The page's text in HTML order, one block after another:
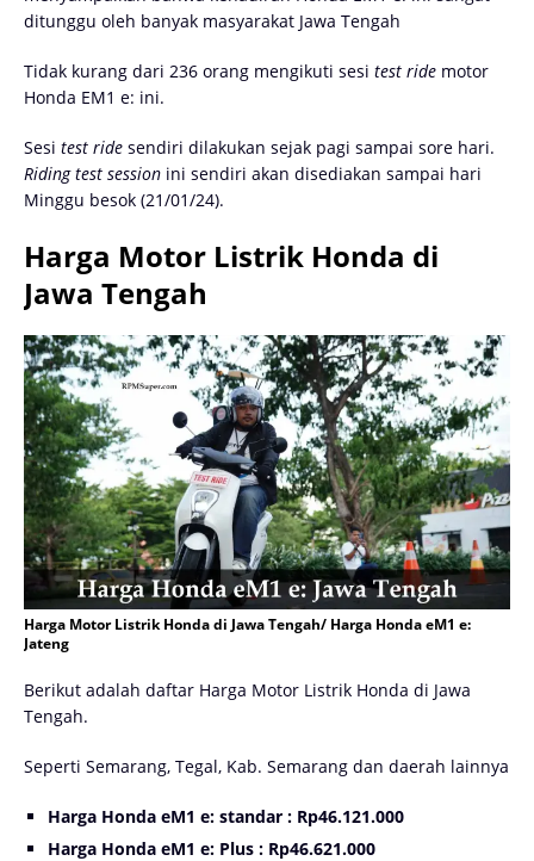
ditunggu oleh banyak masyarakat Jawa Tengah
Tidak kurang dari 236 orang mengikuti sesi test ride motor
Honda EM1 e: ini.
Sesi test ride sendiri dilakukan sejak pagi sampai sore hari.
Riding test session ini sendiri akan disediakan sampai hari
Minggu besok (21/01/24).
Harga Motor Listrik Honda di
Jawa Tengah
Harga Motor Listrik Honda di Jawa Tengah/ Harga Honda eM1 e:
Jateng
Berikut adalah daftar Harga Motor Listrik Honda di Jawa
Tengah.
Seperti Semarang, Tegal, Kab. Semarang dan daerah lainnya
Harga Honda eM1 e: standar : Rp46.121.000
Harga Honda eM1 e: Plus : Rp46.621.000